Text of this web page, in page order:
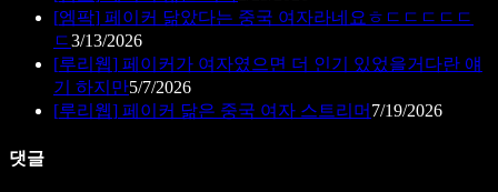
[엠팍] 페이커 닮았다는 중국 여자라네요ㅎㄷㄷㄷㄷㄷ
ㄷ3/13/2026
[루리웹] 페이커가 여자였으면 더 인기 있었을거다란 얘
기 하지만5/7/2026
[루리웹] 페이커 닮은 중국 여자 스트리머 7/19/2026
댓글